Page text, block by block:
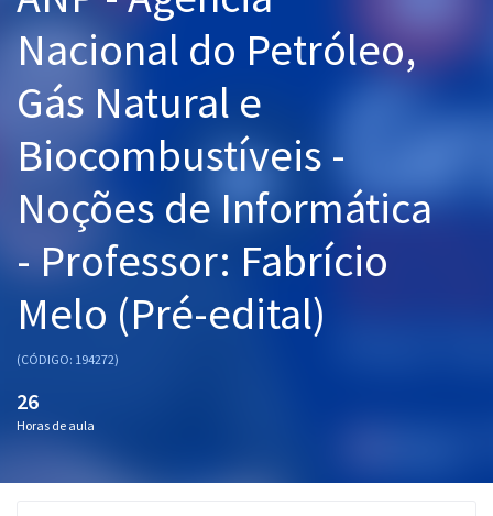
Graduação
Mentorias
Questões grátis
Conteúdo gratuito
Blog
Aprovados
Atendimento
Nacional do Petróleo,
Gás Natural e
Biocombustíveis -
Noções de Informática
- Professor: Fabrício
Melo (Pré-edital)
(CÓDIGO: 194272)
26
Horas de aula